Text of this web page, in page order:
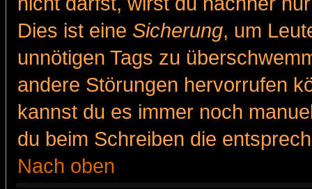
Dies ist eine Sicherung, um
unnötigen Tags zu
andere Störungen hervorrufen
kannst du es immer noch
du beim Schreiben die
Nach oben